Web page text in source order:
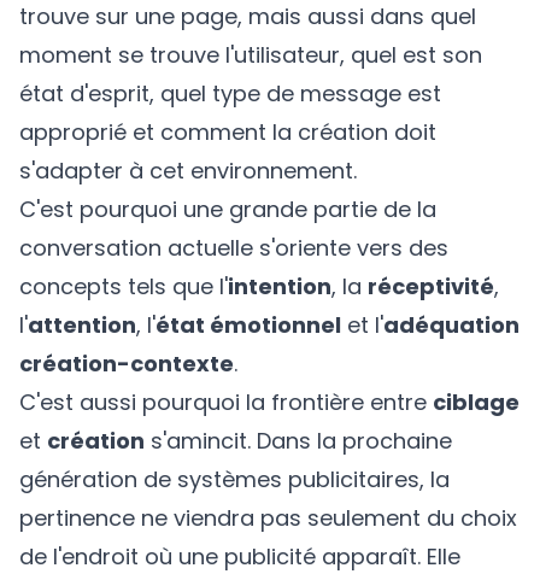
trouve sur une page, mais aussi dans quel
moment se trouve l'utilisateur, quel est son
état d'esprit, quel type de message est
approprié et comment la création doit
s'adapter à cet environnement.
C'est pourquoi une grande partie de la
conversation actuelle s'oriente vers des
concepts tels que l'intention, la réceptivité,
l'attention, l'état émotionnel et l'adéquation
création-contexte.
C'est aussi pourquoi la frontière entre ciblage
et création s'amincit. Dans la prochaine
génération de systèmes publicitaires, la
pertinence ne viendra pas seulement du choix
de l'endroit où une publicité apparaît. Elle